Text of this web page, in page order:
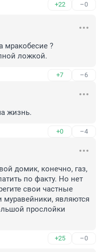
+22 –0
мракобесие ?
ложкой.
+7 –6
жизнь.
+0 –4
домик, конечно, газ,
по факту. Но нет
свои частные
муравейники, являются
прослойки
+25 –0